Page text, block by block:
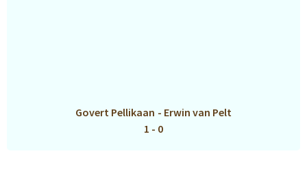
Govert Pellikaan - Erwin van Pelt
1 - 0